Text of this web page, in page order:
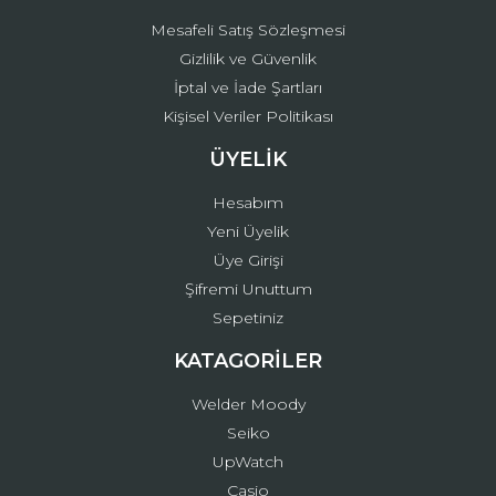
Mesafeli Satış Sözleşmesi
Gizlilik ve Güvenlik
İptal ve İade Şartları
Kişisel Veriler Politikası
ÜYELİK
Hesabım
Yeni Üyelik
Üye Girişi
Şifremi Unuttum
Sepetiniz
KATAGORİLER
Welder Moody
Seiko
UpWatch
Casio